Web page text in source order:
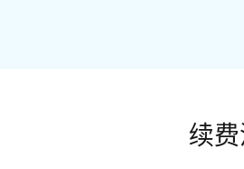
续